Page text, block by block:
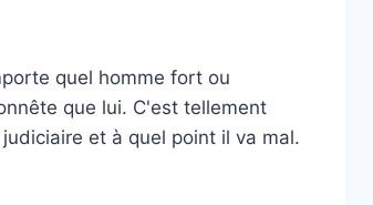
quel homme fort ou
que lui. C'est tellement
et à quel point il va mal.